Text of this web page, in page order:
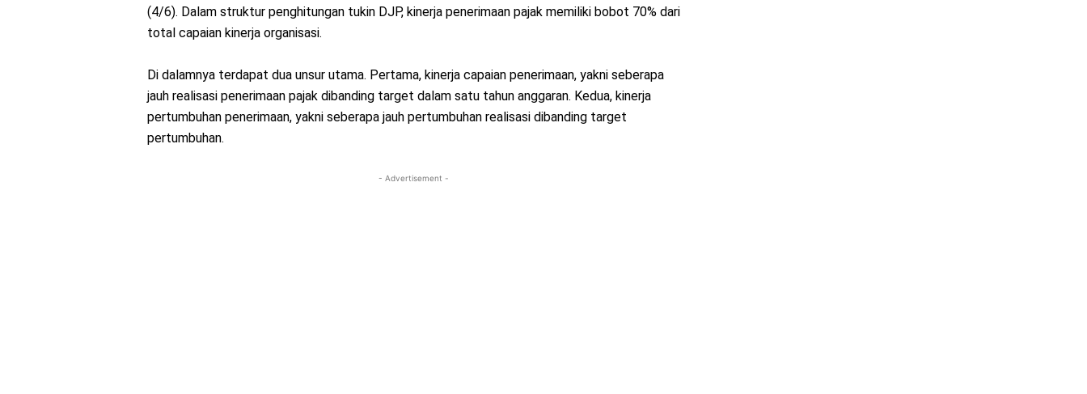
(4/6). Dalam struktur penghitungan tukin DJP, kinerja penerimaan pajak memiliki bobot 70% dari
total capaian kinerja organisasi.
Di dalamnya terdapat dua unsur utama. Pertama, kinerja capaian penerimaan, yakni seberapa
jauh realisasi penerimaan pajak dibanding target dalam satu tahun anggaran. Kedua, kinerja
pertumbuhan penerimaan, yakni seberapa jauh pertumbuhan realisasi dibanding target
pertumbuhan.
- Advertisement -